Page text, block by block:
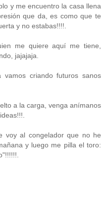
y me encuentro la casa llena
que da, es como que te
y no estabas!!!!.
me quiere aquí me tiene,
jajajaja.
criando futuros sanos
a la carga, venga anímanos
voy al congelador que no he
y luego me pilla el toro: